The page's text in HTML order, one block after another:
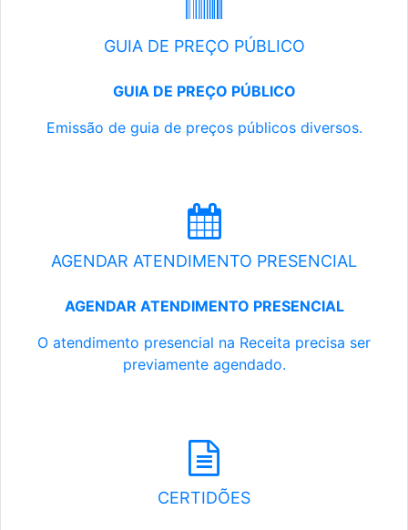
GUIA DE PREÇO PÚBLICO
GUIA DE PREÇO PÚBLICO
Emissão de guia de preços públicos diversos.
AGENDAR ATENDIMENTO PRESENCIAL
AGENDAR ATENDIMENTO PRESENCIAL
O atendimento presencial na Receita precisa ser
previamente agendado.
CERTIDÕES